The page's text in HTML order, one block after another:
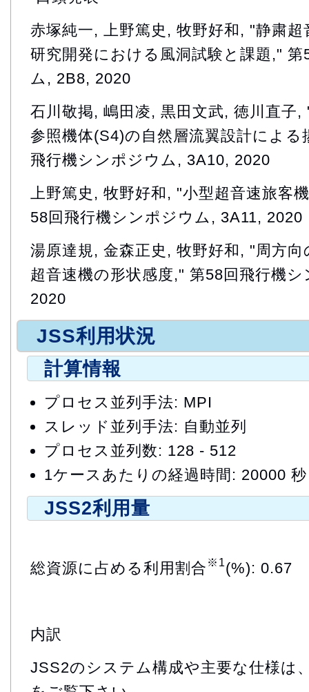
赤塚純一, 上野篤史, 牧野好和, "静粛
研究開発における風洞試験と課題,"
ム, 2B8, 2020
石川敬掲, 嶋田凌, 黒田文武, 徳川直子
参照機体(S4)の自然層流翼設計による
飛行機シンポジウム, 3A10, 2020
上野篤史, 牧野好和, "小型超音速旅客
58回飛行機シンポジウム, 3A11, 2020
湯原達規, 金森正史, 牧野好和, "周方
超音速機の形状感度," 第58回飛行機
2020
JSS利用状況
計算情報
プロセス並列手法: MPI
スレッド並列手法: 自動並列
プロセス並列数: 128 - 512
1ケースあたりの経過時間: 20000 秒
JSS2利用量
総資源に占める利用割合 ※1(%): 0.67
内訳
JSS2のシステム構成や主要な仕様は